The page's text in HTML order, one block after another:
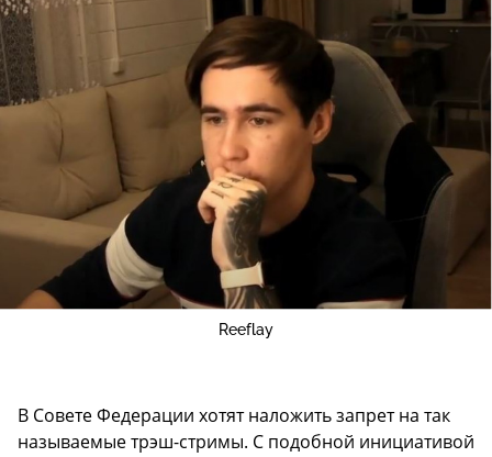
Reeflay
В Совете Федерации хотят наложить запрет на так
называемые трэш-стримы. С подобной инициативой